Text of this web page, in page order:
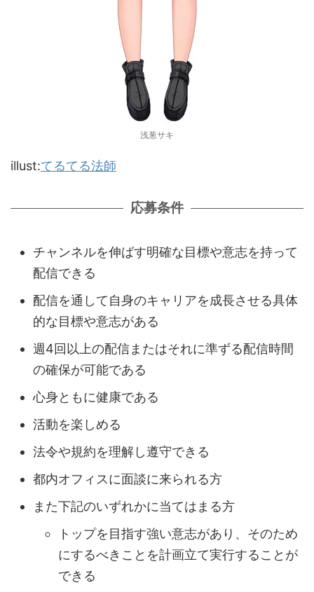
浅葱サキ
illust:てるてる法師
応募条件
チャンネルを伸ばす明確な⽬標や意志を持って
配信できる
配信を通して⾃⾝のキャリアを成⻑させる具体
的な⽬標や意志がある
週4回以上の配信またはそれに準ずる配信時間
の確保が可能である
⼼⾝ともに健康である
活動を楽しめる
法令や規約を理解し遵守できる
都内オフィスに⾯談に来られる⽅
また下記のいずれかに当てはまる⽅
トップを⽬指す強い意志があり、そのため
にするべきことを計画⽴て実⾏することが
できる